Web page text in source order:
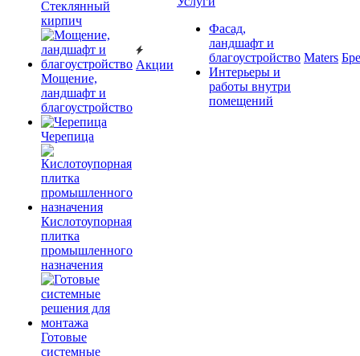
Cтеклянный
кирпич
Мощение,
ландшафт и
благоустройство
Черепица
Кислотоупорная
плитка
промышленного
назначения
Готовые
системные
Акции
Фасад,
ландшафт и
благоустройство
Интерьеры и
работы внутри
помещений
Maters